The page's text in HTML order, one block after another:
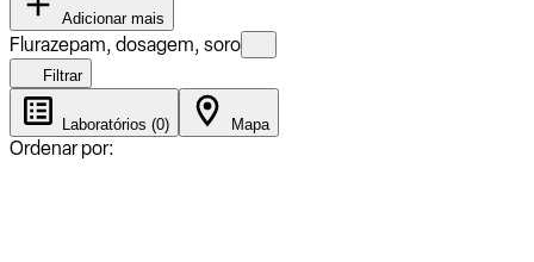
Adicionar mais
Flurazepam, dosagem, soro
Filtrar
Laboratórios (0) Mapa
Ordenar por: